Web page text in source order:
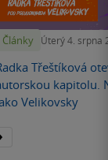
Články Úterý 4. srpna
Třeštíková
kapitolu.
Velikovsky